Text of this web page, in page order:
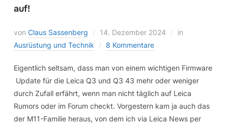
auf!
von Claus Sassenberg 14. Dezember 2024
in
Ausrüstung und Technik
8 Kommentare
Eigentlich seltsam, dass man von einem wichtigen Firmware
Update für die Leica Q3 und Q3 43 mehr oder weniger
durch Zufall erfährt, wenn man nicht täglich auf Leica
Rumors oder im Forum checkt. Vorgestern kam ja auch das
der M11-Familie heraus, von dem ich via Leica News per